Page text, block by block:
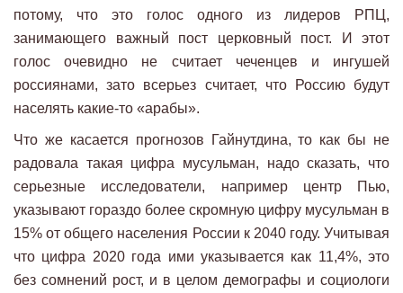
потому, что это голос одного из лидеров РПЦ,
занимающего важный пост церковный пост. И этот
голос очевидно не считает чеченцев и ингушей
россиянами, зато всерьез считает, что Россию будут
населять какие-то «арабы».
Что же касается прогнозов Гайнутдина, то как бы не
радовала такая цифра мусульман, надо сказать, что
серьезные исследователи, например центр Пью,
указывают гораздо более скромную цифру мусульман в
15% от общего населения России к 2040 году. Учитывая
что цифра 2020 года ими указывается как 11,4%, это
без сомнений рост, и в целом демографы и социологи